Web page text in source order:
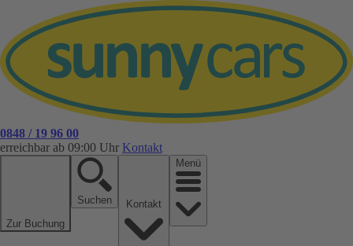
0848 / 19 96 00
erreichbar ab 09:00 Uhr Kontakt
Zur Buchung
Suchen
Menü